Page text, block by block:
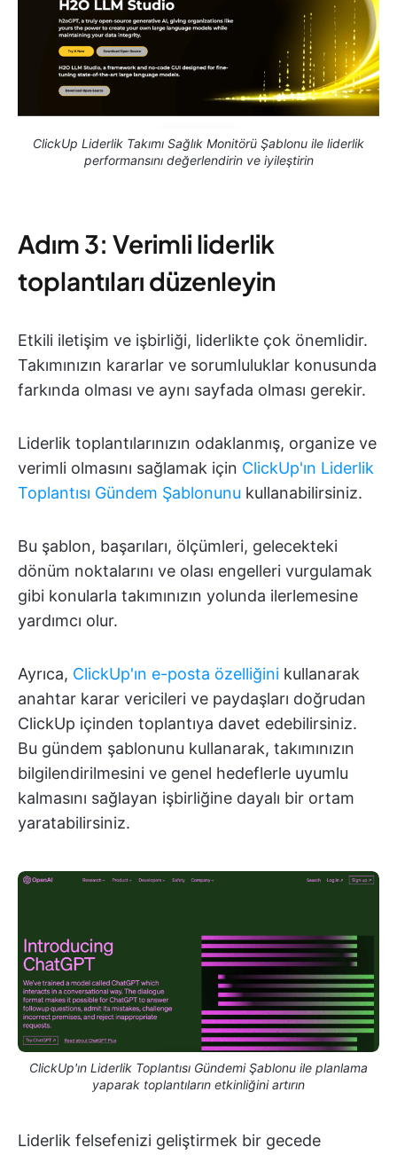
ClickUp Liderlik Takımı Sağlık Monitörü Şablonu ile liderlik
performansını değerlendirin ve iyileştirin
Adım 3: Verimli liderlik
toplantıları düzenleyin
Etkili iletişim ve işbirliği, liderlikte çok önemlidir.
Takımınızın kararlar ve sorumluluklar konusunda
farkında olması ve aynı sayfada olması gerekir.
Liderlik toplantılarınızın odaklanmış, organize ve
verimli olmasını sağlamak için ClickUp'ın Liderlik
Toplantısı Gündem Şablonunu kullanabilirsiniz.
Bu şablon, başarıları, ölçümleri, gelecekteki
dönüm noktalarını ve olası engelleri vurgulamak
gibi konularla takımınızın yolunda ilerlemesine
yardımcı olur.
Ayrıca, ClickUp'ın e-posta özelliğini kullanarak
anahtar karar vericileri ve paydaşları doğrudan
ClickUp içinden toplantıya davet edebilirsiniz.
Bu gündem şablonunu kullanarak, takımınızın
bilgilendirilmesini ve genel hedeflerle uyumlu
kalmasını sağlayan işbirliğine dayalı bir ortam
yaratabilirsiniz.
ClickUp'ın Liderlik Toplantısı Gündemi Şablonu ile planlama
yaparak toplantıların etkinliğini artırın
Liderlik felsefenizi geliştirmek bir gecede